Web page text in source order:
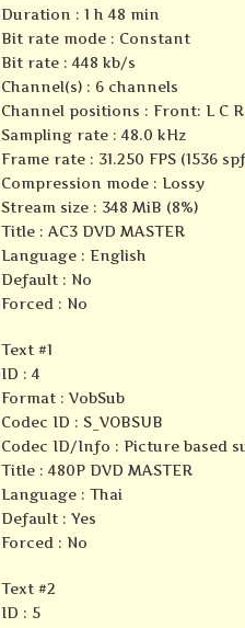
Duration : 1 h 48 min
Bit rate mode : Constant
Bit rate : 448 kb/s
Channel(s) : 6 channels
Channel positions : Front: L C R,
Sampling rate : 48.0 kHz
Frame rate : 31.250 FPS (1536
Compression mode : Lossy
Stream size : 348 MiB (8%)
Title : AC3 DVD MASTER
Language : English
Default : No
Forced : No
Text #1
ID : 4
Format : VobSub
Codec ID : S_VOBSUB
Codec ID/Info : Picture based
Title : 480P DVD MASTER
Language : Thai
Default : Yes
Forced : No
Text #2
ID : 5